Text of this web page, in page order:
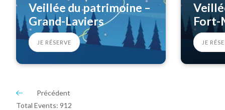
Veillée du patrimoine –
Grand-Laviers
JE RÉSERVE
Fort-
JE
Précédent
Total Events: 912